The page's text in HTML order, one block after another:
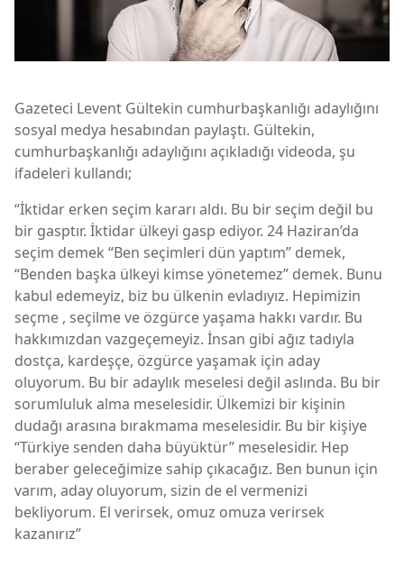
Gazeteci Levent Gültekin cumhurbaşkanlığı adaylığını
sosyal medya hesabından paylaştı. Gültekin,
cumhurbaşkanlığı adaylığını açıkladığı videoda, şu
ifadeleri kullandı;
“İktidar erken seçim kararı aldı. Bu bir seçim değil bu
bir gasptır. İktidar ülkeyi gasp ediyor. 24 Haziran’da
seçim demek “Ben seçimleri dün yaptım” demek,
“Benden başka ülkeyi kimse yönetemez” demek. Bunu
kabul edemeyiz, biz bu ülkenin evladıyız. Hepimizin
seçme , seçilme ve özgürce yaşama hakkı vardır. Bu
hakkımızdan vazgeçemeyiz. İnsan gibi ağız tadıyla
dostça, kardeşçe, özgürce yaşamak için aday
oluyorum. Bu bir adaylık meselesi değil aslında. Bu bir
sorumluluk alma meselesidir. Ülkemizi bir kişinin
dudağı arasına bırakmama meselesidir. Bu bir kişiye
“Türkiye senden daha büyüktür” meselesidir. Hep
beraber geleceğimize sahip çıkacağız. Ben bunun için
varım, aday oluyorum, sizin de el vermenizi
bekliyorum. El verirsek, omuz omuza verirsek
kazanırız”